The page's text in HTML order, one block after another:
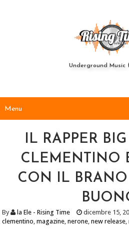
Underground Music
IL RAPPER
CLEMENTINO
CON IL
By la Ele - Rising Time dicembre 15,
clementino,magazine,nerone,new release,